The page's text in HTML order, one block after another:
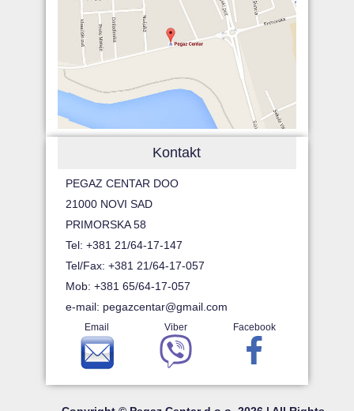
Kontakt
PEGAZ CENTAR DOO
21000 NOVI SAD
PRIMORSKA 58
Tel: +381 21/64-17-147
Tel/Fax: +381 21/64-17-057
Mob: +381 65/64-17-057
e-mail: pegazcentar@gmail.com
Email Viber Facebook